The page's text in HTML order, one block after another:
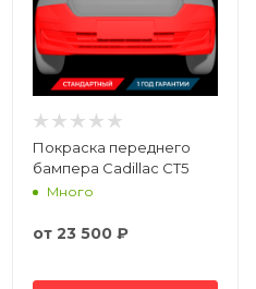
Покраска переднего
бампера Cadillac CT5
Много
от 23 500 ₽